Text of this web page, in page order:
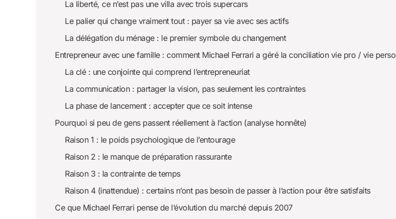
La liberté, ce n’est pas une villa avec trois supercars
Le palier qui change vraiment tout : payer sa vie avec ses actifs
La délégation du ménage : le premier symbole du changement
Entrepreneur avec une famille : comment Michael Ferrari a géré la conciliation vie pro / vie perso
La clé : une conjointe qui comprend l’entrepreneuriat
La communication : partager la vision, pas seulement les contraintes
La phase de lancement : accepter que ce soit intense
Pourquoi si peu de gens passent réellement à l’action (analyse honnête)
Raison 1 : le poids psychologique de l’entourage
Raison 2 : le manque de préparation rassurante
Raison 3 : la contrainte de temps
Raison 4 (inattendue) : certains n’ont pas besoin de passer à l’action pour être satisfaits
Ce que Michael Ferrari pense de l’évolution du marché depuis 2007